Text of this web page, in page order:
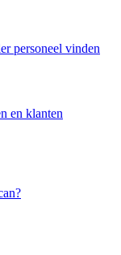
personeel vinden
en klanten